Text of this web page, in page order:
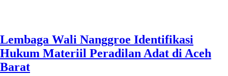
Lembaga Wali Nanggroe Identifikasi
Hukum Materiil Peradilan Adat di Aceh
Barat